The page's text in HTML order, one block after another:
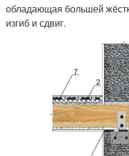
обладающая большей
изгиб и сдвиг.